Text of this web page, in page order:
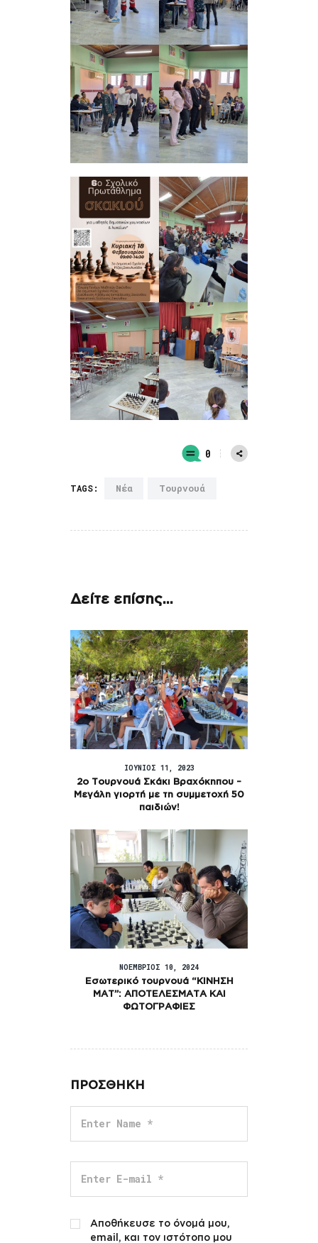
0
TAGS: Νέα Τουρνουά
Δείτε επίσης...
ΙΟΎΝΙΟΣ 11, 2023
2ο Τουρνουά Σκάκι Βραχόκηπου –
Μεγάλη γιορτή με τη συμμετοχή 50
παιδιών!
ΝΟΈΜΒΡΙΟΣ 10, 2024
Εσωτερικό τουρνουά “ΚΙΝΗΣΗ
ΜΑΤ”: ΑΠΟΤΕΛΕΣΜΑΤΑ ΚΑΙ
ΦΩΤΟΓΡΑΦΙΕΣ
ΠΡΟΣΘΗΚΗ
Αποθήκευσε το όνομά μου,
email, και τον ιστότοπο μου